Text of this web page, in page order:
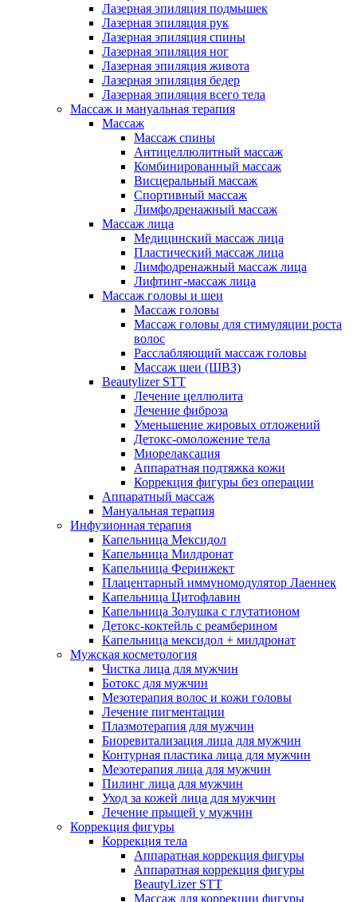
Лазерная эпиляция подмышек
Лазерная эпиляция рук
Лазерная эпиляция спины
Лазерная эпиляция ног
Лазерная эпиляция живота
Лазерная эпиляция бедер
Лазерная эпиляция всего тела
Массаж и мануальная терапия
Массаж
Массаж спины
Антицеллюлитный массаж
Комбинированный массаж
Висцеральный массаж
Спортивный массаж
Лимфодренажный массаж
Массаж лица
Медицинский массаж лица
Пластический массаж лица
Лимфодренажный массаж лица
Лифтинг-массаж лица
Массаж головы и шеи
Массаж головы
Массаж головы для стимуляции роста
волос
Расслабляющий массаж головы
Массаж шеи (ШВЗ)
Beautylizer STT
Лечение целлюлита
Лечение фиброза
Уменьшение жировых отложений
Детокс-омоложение тела
Миорелаксация
Аппаратная подтяжка кожи
Коррекция фигуры без операции
Аппаратный массаж
Мануальная терапия
Инфузионная терапия
Капельница Мексидол
Капельница Милдронат
Капельница Феринжект
Плацентарный иммуномодулятор Лаеннек
Капельница Цитофлавин
Капельница Золушка с глутатионом
Детокс-коктейль с реамберином
Капельница мексидол + милдронат
Мужская косметология
Чистка лица для мужчин
Ботокс для мужчин
Мезотерапия волос и кожи головы
Лечение пигментации
Плазмотерапия для мужчин
Биоревитализация лица для мужчин
Контурная пластика лица для мужчин
Мезотерапия лица для мужчин
Пилинг лица для мужчин
Уход за кожей лица для мужчин
Лечение прыщей у мужчин
Коррекция фигуры
Коррекция тела
Аппаратная коррекция фигуры
Аппаратная коррекция фигуры
BeautyLizer STT
Массаж для коррекции фигуры